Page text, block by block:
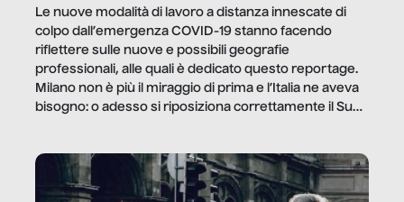
Le nuove modalità di lavoro a distanza innescate di
colpo dall’emergenza COVID-19 stanno facendo
riflettere sulle nuove e possibili geografie
professionali, alle quali è dedicato questo reportage.
Milano non è più il miraggio di prima e l’Italia ne aveva
bisogno: o adesso si riposiziona correttamente il Sud